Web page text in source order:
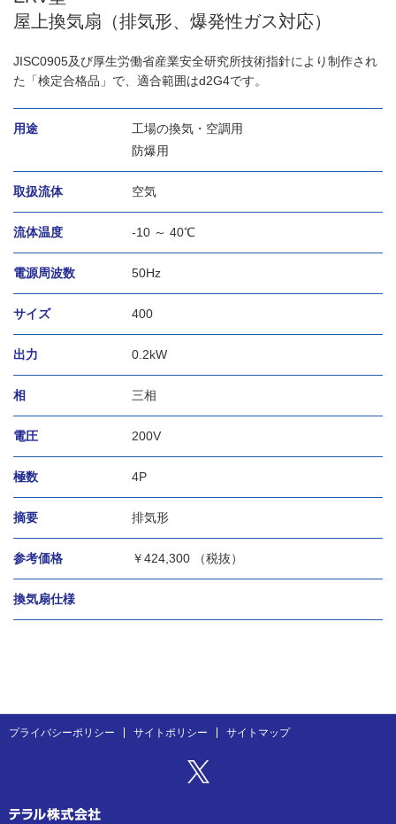
屋上換気扇（排気形、爆発性ガス対応）
JISC0905及び厚生労働省産業安全研究所技術指針により制作され
た「検定合格品」で、適合範囲はd2G4です。
用途
工場の換気・空調用
防爆用
取扱流体 空気
流体温度 -10 ～ 40℃
電源周波数 50Hz
サイズ 400
出力 0.2kW
相 三相
電圧 200V
極数 4P
摘要 排気形
参考価格 ￥424,300 （税抜）
換気扇仕様
プライバシーポリシー サイトポリシー サイトマップ